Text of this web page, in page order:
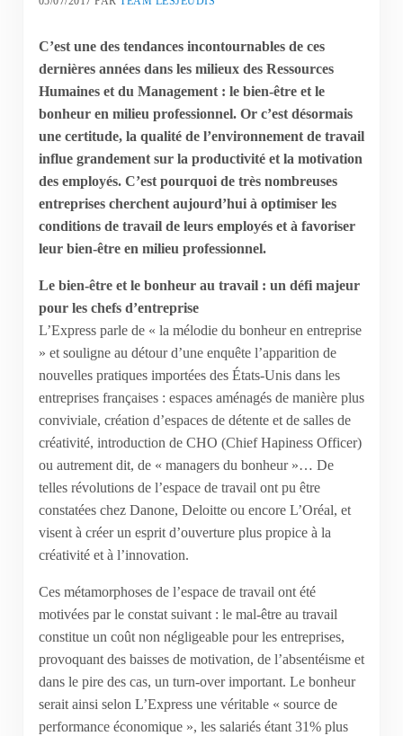
C’est une des tendances incontournables de ces
dernières années dans les milieux des Ressources
Humaines et du Management : le bien-être et le
bonheur en milieu professionnel. Or c’est désormais
une certitude, la qualité de l’environnement de travail
influe grandement sur la productivité et la motivation
des employés. C’est pourquoi de très nombreuses
entreprises cherchent aujourd’hui à optimiser les
conditions de travail de leurs employés et à favoriser
leur bien-être en milieu professionnel.
Le bien-être et le bonheur au travail : un défi majeur
pour les chefs d’entreprise
L’Express parle de « la mélodie du bonheur en entreprise
» et souligne au détour d’une enquête l’apparition de
nouvelles pratiques importées des États-Unis dans les
entreprises françaises : espaces aménagés de manière plus
conviviale, création d’espaces de détente et de salles de
créativité, introduction de CHO (Chief Hapiness Officer)
ou autrement dit, de « managers du bonheur »… De
telles révolutions de l’espace de travail ont pu être
constatées chez Danone, Deloitte ou encore L’Oréal, et
visent à créer un esprit d’ouverture plus propice à la
créativité et à l’innovation.
Ces métamorphoses de l’espace de travail ont été
motivées par le constat suivant : le mal-être au travail
constitue un coût non négligeable pour les entreprises,
provoquant des baisses de motivation, de l’absentéisme et
dans le pire des cas, un turn-over important. Le bonheur
serait ainsi selon L’Express une véritable « source de
performance économique », les salariés étant 31% plus